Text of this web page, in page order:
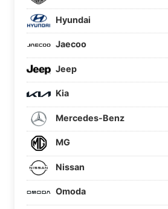
Hyundai
Jaecoo
Jeep
Kia
Mercedes-Benz
MG
Nissan
Omoda